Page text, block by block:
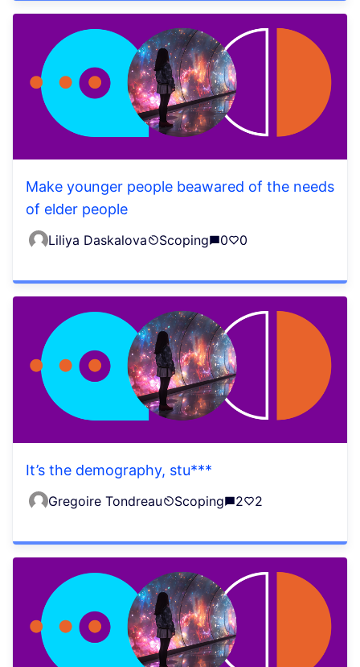
Make younger people beawared of the needs
of elder people
Liliya Daskalova Scoping 0 0
It’s the demography, stu***
Gregoire Tondreau Scoping 2 2